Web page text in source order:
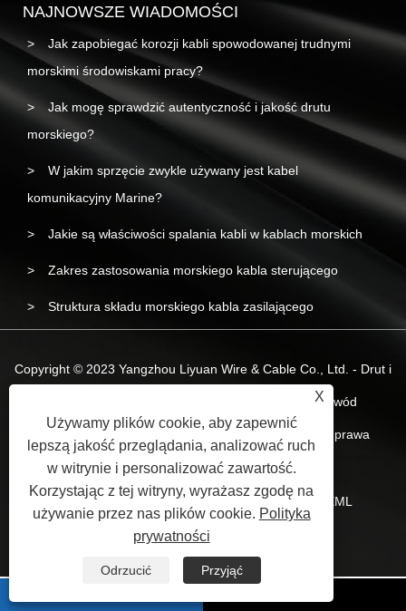
NAJNOWSZE WIADOMOŚCI
Jak zapobiegać korozji kabli spowodowanej trudnymi
morskimi środowiskami pracy?
Jak mogę sprawdzić autentyczność i jakość drutu
morskiego?
W jakim sprzęcie zwykle używany jest kabel
komunikacyjny Marine?
Jakie są właściwości spalania kabli w kablach morskich
Zakres zastosowania morskiego kabla sterującego
Struktura składu morskiego kabla zasilającego
Copyright © 2023 Yangzhou Liyuan Wire & Cable Co., Ltd. - Drut i
kabel morski, morski kabel zasilający, morski przewód
bezhalogenowy o niskim poziomie dymu - Wszelkie prawa
zastrzeżone.
Spinki do mankietów Sitemap RSS
XML
X
Używamy plików cookie, aby zapewnić
lepszą jakość przeglądania, analizować ruch
w witrynie i personalizować zawartość.
Korzystając z tej witryny, wyrażasz zgodę na
używanie przez nas plików cookie. Polityka
prywatności
Odrzucić Przyjąć